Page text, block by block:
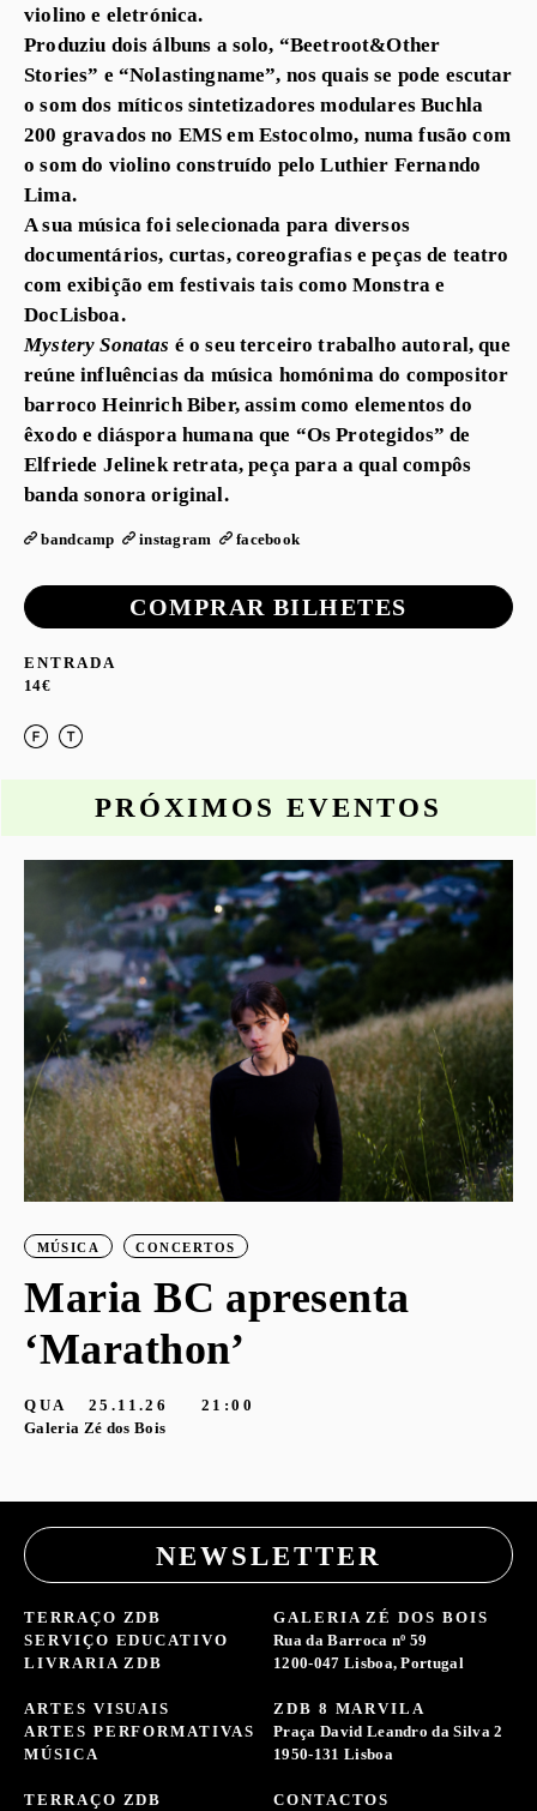
violino e eletrónica.
Produziu dois álbuns a solo, “Beetroot&Other
Stories” e “Nolastingname”, nos quais se pode escutar
o som dos míticos sintetizadores modulares Buchla
200 gravados no EMS em Estocolmo, numa fusão com
o som do violino construído pelo Luthier Fernando
Lima.
A sua música foi selecionada para diversos
documentários, curtas, coreografias e peças de teatro
com exibição em festivais tais como Monstra e
DocLisboa.
Mystery Sonatas é o seu terceiro trabalho autoral, que
reúne influências da música homónima do compositor
barroco Heinrich Biber, assim como elementos do
êxodo e diáspora humana que “Os Protegidos” de
Elfriede Jelinek retrata, peça para a qual compôs
banda sonora original.
bandcamp instagram facebook
COMPRAR BILHETES
ENTRADA
14€
PRÓXIMOS EVENTOS
MÚSICA CONCERTOS
Maria BC apresenta
‘Marathon’
QUA 25.11.26
21:00
Galeria Zé dos Bois
NEWSLETTER
TERRAÇO ZDB
SERVIÇO EDUCATIVO
LIVRARIA ZDB
ARTES VISUAIS
ARTES PERFORMATIVAS
MÚSICA
GALERIA ZÉ DOS BOIS
Rua da Barroca nº 59
1200-047 Lisboa, Portugal
ZDB 8 MARVILA
Praça David Leandro da Silva 2
1950-131 Lisboa
TERRAÇO ZDB CONTACTOS